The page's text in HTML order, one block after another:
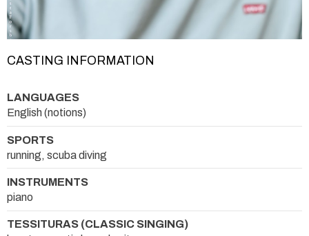
CASTING INFORMATION
LANGUAGES
English (notions)
SPORTS
running, scuba diving
INSTRUMENTS
piano
TESSITURAS (CLASSIC SINGING)